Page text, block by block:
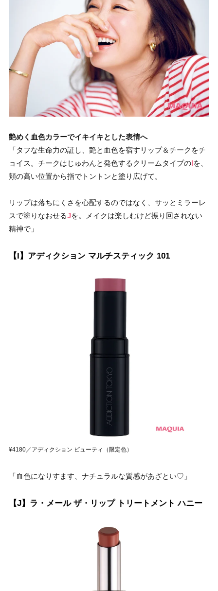
艶めく血色カラーでイキイキとした表情へ
「タフな生命力の証し、艶と血色を宿すリップ＆チークをチ
ョイス。チークはじゅわんと発色するクリームタイプのIを、
頬の高い位置から指でトントンと塗り広げて。
リップは落ちにくさを心配するのではなく、サッとミラーレ
スで塗りなおせるJを。メイクは楽しむけど振り回されない
精神で」
【I】アディクション マルチスティック 101
¥4180／アディクション ビューティ（限定色）
「血色になりすます、ナチュラルな質感があざとい♡」
【J】ラ・メール ザ・リップ トリートメント ハニー